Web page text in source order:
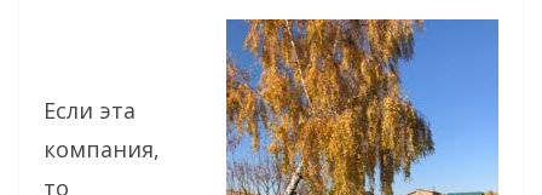
Если эта
компания,
то